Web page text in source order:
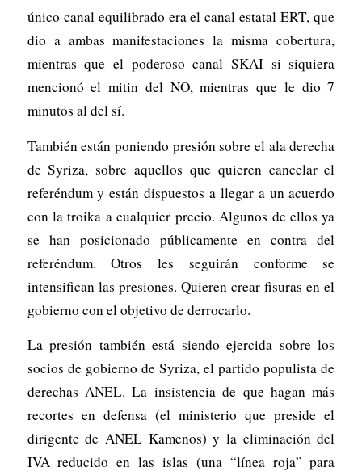
único canal equilibrado era el canal estatal ERT, que
dio a ambas manifestaciones la misma cobertura,
mientras que el poderoso canal SKAI si siquiera
mencionó el mitin del NO, mientras que le dio 7
minutos al del sí.
También están poniendo presión sobre el ala derecha
de Syriza, sobre aquellos que quieren cancelar el
referéndum y están dispuestos a llegar a un acuerdo
con la troika a cualquier precio. Algunos de ellos ya
se han posicionado públicamente en contra del
referéndum. Otros les seguirán conforme se
intensifican las presiones. Quieren crear fisuras en el
gobierno con el objetivo de derrocarlo.
La presión también está siendo ejercida sobre los
socios de gobierno de Syriza, el partido populista de
derechas ANEL. La insistencia de que hagan más
recortes en defensa (el ministerio que preside el
dirigente de ANEL Kamenos) y la eliminación del
IVA reducido en las islas (una “línea roja” para